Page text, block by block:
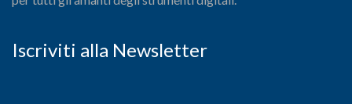
Iscriviti alla Newsletter